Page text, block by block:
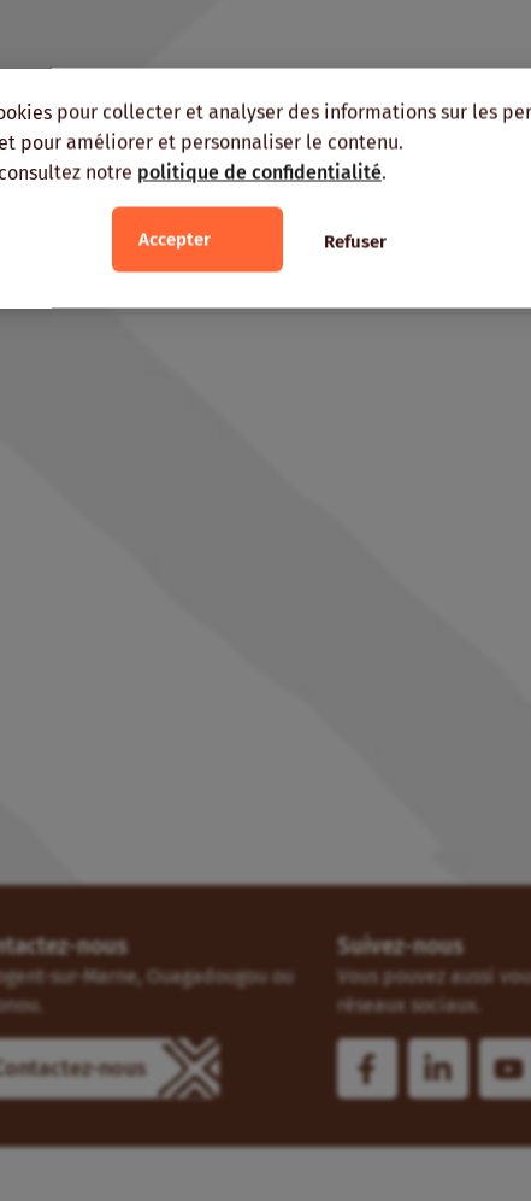
pour collecter et analyser des informations sur les
pour améliorer et personnaliser le contenu.
notre politique de confidentialité.
Accepter Refuser
nous
sur-Marne, Ouagadougou ou
nous
Suivez-nous
Vous pouvez aussi
réseaux sociaux.